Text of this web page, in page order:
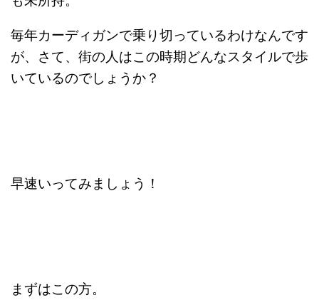
毎年カーディガンで乗り切っているわけなんです
が、さて、街の人はこの時期どんなスタイルで歩
いているのでしょうか？
早速いってみましょう！
まずはこの方。